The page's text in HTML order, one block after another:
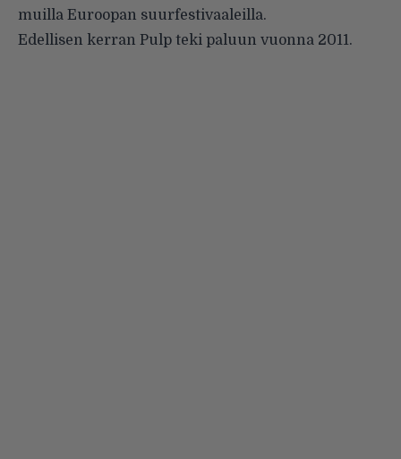
muilla Euroopan suurfestivaaleilla.
Edellisen kerran Pulp teki paluun vuonna 2011.